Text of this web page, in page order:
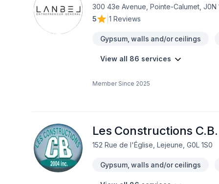
300 43e Avenue, Pointe-Calumet, J0N
5
1 Reviews
Gypsum, walls and/or ceilings
View all 86 services
Member Since 2025
Les Constructions
152 Rue de l'Église, Lejeune, G0L 1S0
Gypsum, walls and/or ceilings